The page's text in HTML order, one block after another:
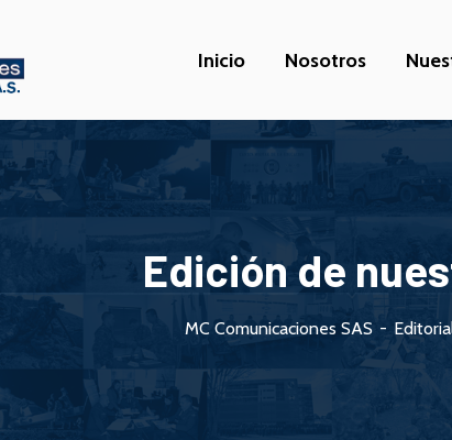
Inicio Nosotros
Edición de
MC Comunicaciones SAS